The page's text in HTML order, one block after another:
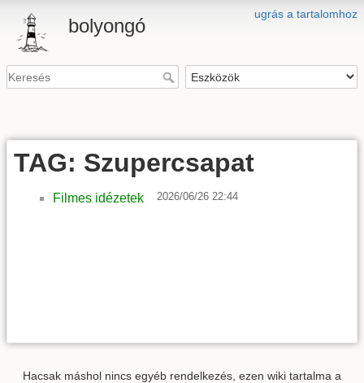
ugrás a tartalomhoz
bolyongó
TAG: Szupercsapat
Filmes idézetek 2026/06/26 22:44
Hacsak máshol nincs egyéb rendelkezés, ezen wiki tartalma a